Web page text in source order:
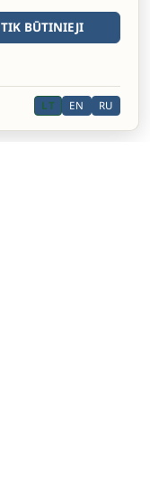
TIK BŪTINIEJI
LT EN RU